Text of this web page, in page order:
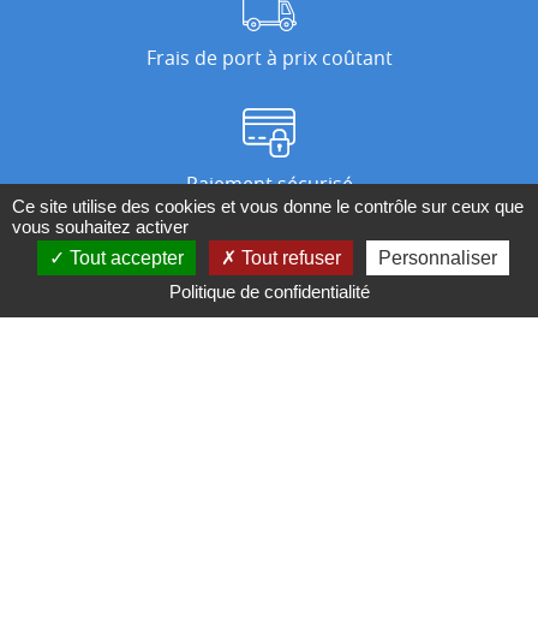
Frais de port à prix coûtant
Paiement sécurisé
Nos magasins
Ce site utilise des cookies et vous donne le contrôle sur ceux que
vous souhaitez activer
Tout accepter
Tout refuser
Personnaliser
Politique de confidentialité